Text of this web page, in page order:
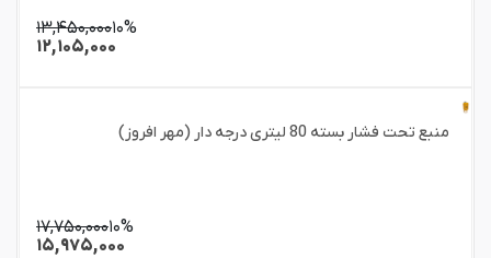
۱۳,۴۵۰,۰۰۰۱۰%
۱۲,۱۰۵,۰۰۰
منبع تحت فشار بسته 80 لیتری درجه دار (مهر افروز)
۱۷,۷۵۰,۰۰۰۱۰%
۱۵,۹۷۵,۰۰۰